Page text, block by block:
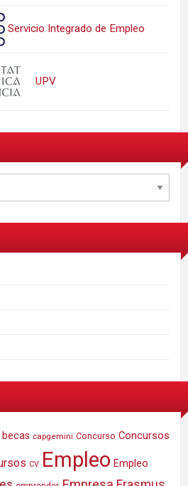
Servicio Integrado de Empleo
UPV
becas capgemini Concurso Concursos
CV Empleo Empleo